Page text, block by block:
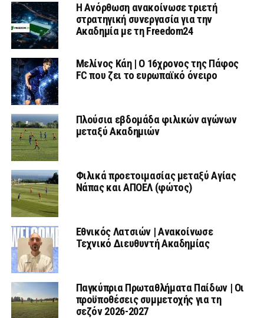
Η Ανόρθωση ανακοίνωσε τριετή
στρατηγική συνεργασία για την
Ακαδημία με τη Freedom24
Μελίνος Κάη | Ο 16χρονος της Πάφος
FC που ζει το ευρωπαϊκό όνειρο
Πλούσια εβδομάδα φιλικών αγώνων
μεταξύ Ακαδημιών
Φιλικά προετοιμασίας μεταξύ Αγίας
Νάπας και ΑΠΟΕΛ (φώτος)
Εθνικός Λατσιών | Ανακοίνωσε
Τεχνικό Διευθυντή Ακαδημίας
Παγκύπρια Πρωταθλήματα Παίδων | Οι
προϋποθέσεις συμμετοχής για τη
σεζόν 2026-2027